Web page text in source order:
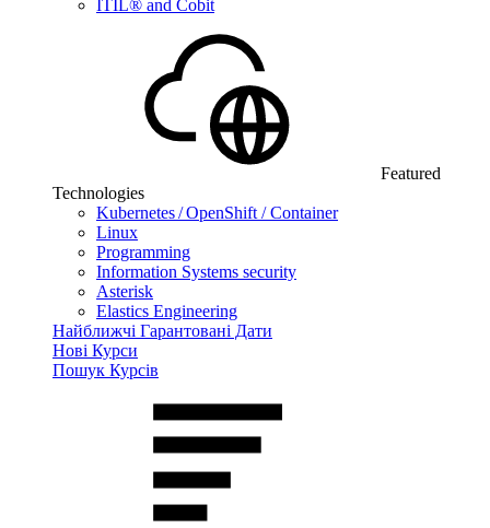
ITIL® and Cobit
Featured
Technologies
Kubernetes / OpenShift / Container
Linux
Programming
Information Systems security
Asterisk
Elastics Engineering
Найближчі Гарантовані Дати
Нові Курси
Пошук Курсів